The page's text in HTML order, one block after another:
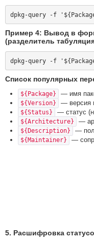
Пример 4: Вывод в
(разделитель
Список популярных
${Package} — имя
${Version} — версия
${Status} — статус
${Architecture} —
${Description} —
${Maintainer} —
5. Расшифровка